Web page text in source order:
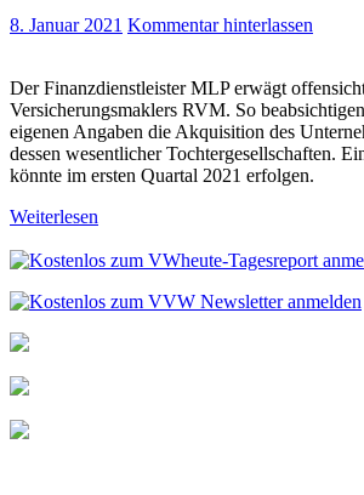
8. Januar 2021 Kommentar hinterlassen
Der Finanzdienstleister MLP erwägt
Versicherungsmaklers RVM. So
eigenen Angaben die Akquisition des
dessen wesentlicher Tochtergesellschaften.
könnte im ersten Quartal 2021 erfolgen.
Weiterlesen